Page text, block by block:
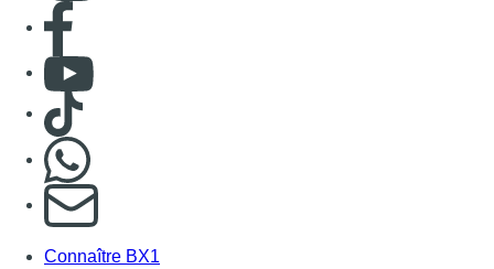
Consulter page Facebook
Consulter Youtube
Consulter TikTok
S'abonner à notre newsletter
Connaître BX1